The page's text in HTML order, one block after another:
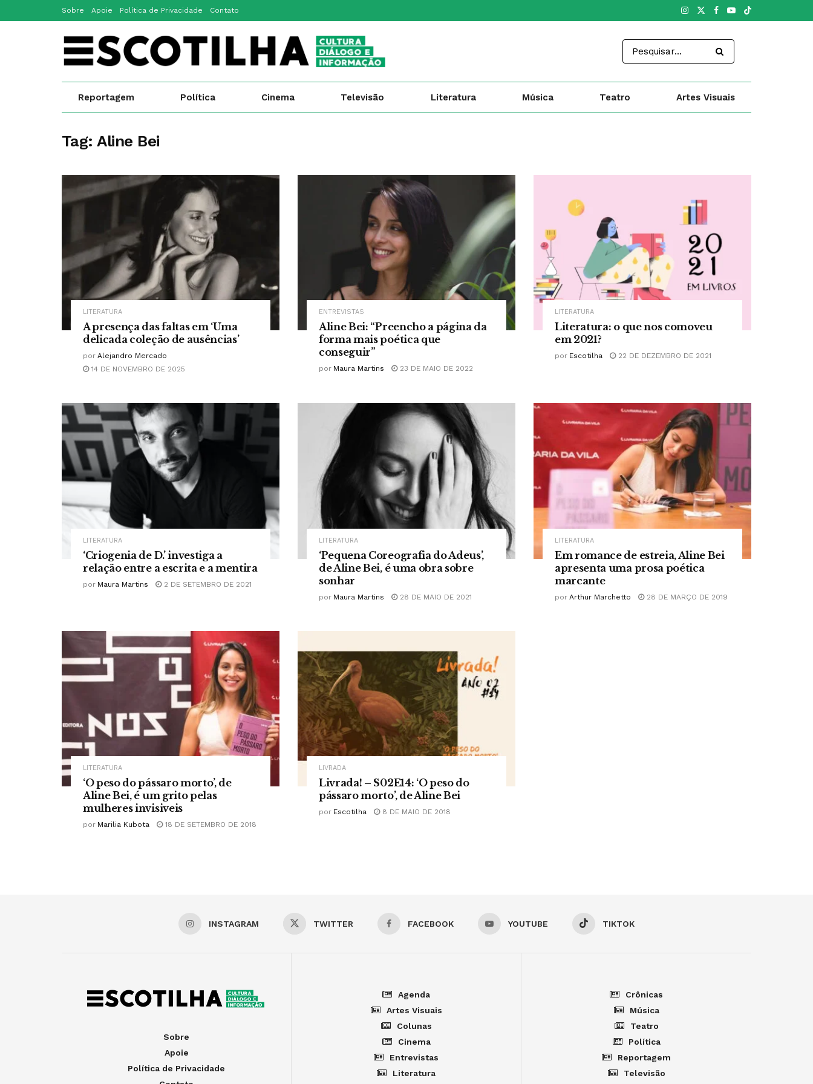
Sobre Apoie Política de Privacidade Contato
Reportagem Política Cinema Televisão Literatura Música Teatro Artes Visuais
Tag:Aline Bei
LITERATURA
A presença das faltas em ‘Uma
delicada coleção de ausências’
por Alejandro Mercado
14 DE NOVEMBRO DE 2025
ENTREVISTAS
Aline Bei: “Preencho a página da
forma mais poética que
conseguir”
por Maura Martins 23 DE MAIO DE 2022
LITERATURA
Literatura: o que nos comoveu
em 2021?
por Escotilha 22 DE DEZEMBRO DE 2021
LITERATURA
‘Criogenia de D.’ investiga a
relação entre a escrita e a mentira
por Maura Martins 2 DE SETEMBRO DE 2021
LITERATURA
‘Pequena Coreografia do Adeus’,
de Aline Bei, é uma obra sobre
sonhar
por Maura Martins 28 DE MAIO DE 2021
LITERATURA
Em romance de estreia, Aline Bei
apresenta uma prosa poética
marcante
por Arthur Marchetto 28 DE MARÇO DE 2019
LITERATURA
‘O peso do pássaro morto’, de
Aline Bei, é um grito pelas
mulheres invisiveis
por Marilia Kubota 18 DE SETEMBRO DE 2018
LIVRADA
Livrada! – S02E14: ‘O peso do
pássaro morto’, de Aline Bei
por Escotilha 8 DE MAIO DE 2018
INSTAGRAM TWITTER FACEBOOK YOUTUBE TIKTOK
Sobre
Apoie
Política de Privacidade
Agenda
Artes Visuais
Colunas
Cinema
Entrevistas
Literatura
Crônicas
Música
Teatro
Política
Reportagem
Televisão